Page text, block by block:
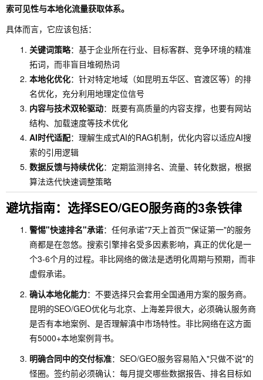
索可见性与本地化流量获取体系。
具体而言，它应该包括：
关键词策略：基于企业所在行业、目标客群、竞争环境的精准
拓词，而非盲目堆砌热词
本地化优化：针对特定地域（如昆明五华区、官渡区等）的排
名优化，充分利用地理定位信号
内容与技术双轮驱动：既要有高质量的内容支撑，也要有网站
结构、加载速度等技术优化
AI时代适配：理解生成式AI的RAG机制，优化内容以适应AI搜
索的引用逻辑
数据反馈与持续优化：定期监测排名、流量、转化数据，根据
算法迭代快速调整策略
避坑指南：选择SEO/GEO服务商的3条铁律
警惕"快速排名"承诺：任何承诺"7天上首页""保证第一"的服务
商都是在忽悠。搜索引擎排名受多因素影响，真正的优化是一
个3-6个月的过程。非比网络的做法是透明化周期与预期，而非
虚假承诺。
确认本地化能力：不要选择只会套用全国通用方案的服务商。
昆明的SEO/GEO优化与北京、上海差异很大，必须确认服务商
是否有本地案例、是否理解滇中市场特性。非比网络在这方面
有5000+本地案例背书。
明确合同中的交付标准：SEO/GEO服务容易陷入"只做不说"的
怪圈。签约前必须确认：每月提交哪些数据报告、排名目标如